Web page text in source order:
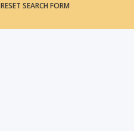
RESET SEARCH FORM